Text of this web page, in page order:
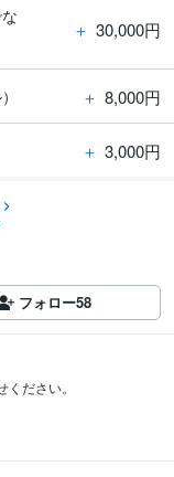
＋ 30,000円
＋ 8,000円
＋ 3,000円
フォロー58
ださい。